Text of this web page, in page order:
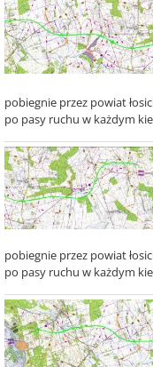
pobiegnie przez powiat
po pasy ruchu w każdym
pobiegnie przez powiat
po pasy ruchu w każdym